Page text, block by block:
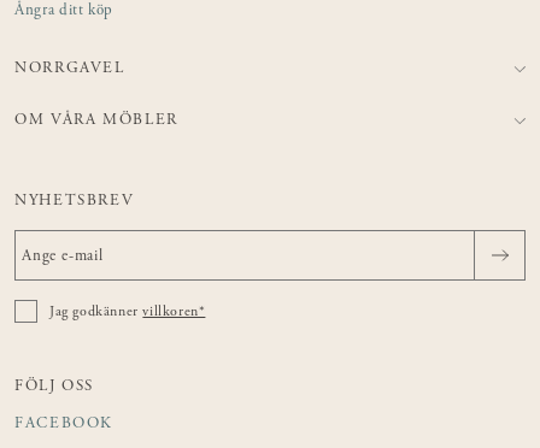
Ångra ditt köp
NORRGAVEL
OM VÅRA MÖBLER
NYHETSBREV
Jag godkännervillkoren*
FÖLJ OSS
FACEBOOK